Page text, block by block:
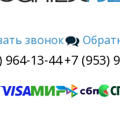
звонок
964-13-44+7 (953)